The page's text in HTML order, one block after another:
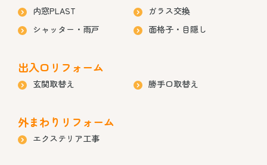
内窓PLAST
ガラス交換
シャッター・雨戸
面格子・目隠し
出入口リフォーム
玄関取替え 勝手口取替え
外まわりリフォーム
エクステリア工事